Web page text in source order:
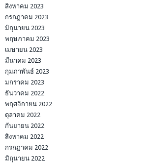
สิงหาคม 2023
กรกฎาคม 2023
มิถุนายน 2023
พฤษภาคม 2023
เมษายน 2023
มีนาคม 2023
กุมภาพันธ์ 2023
มกราคม 2023
ธันวาคม 2022
พฤศจิกายน 2022
ตุลาคม 2022
กันยายน 2022
สิงหาคม 2022
กรกฎาคม 2022
มิถุนายน 2022